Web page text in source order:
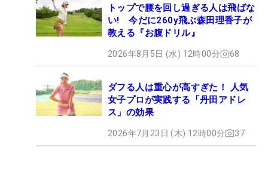
トップで腰を回し過ぎる人は飛ばな
い! 今だに260y飛ぶ森田理香子が
教える『お腹ドリル』
2026年8月5日 (水) 12時00分 68
ダフる人は重心が高すぎた！ 人気
女子プロが実践する「丹田アドレ
ス」の効果
2026年7月23日 (木) 12時00分 37